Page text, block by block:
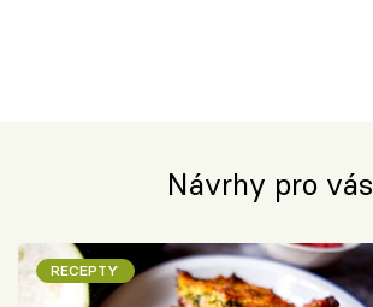
Návrhy pro vás
RECEPTY